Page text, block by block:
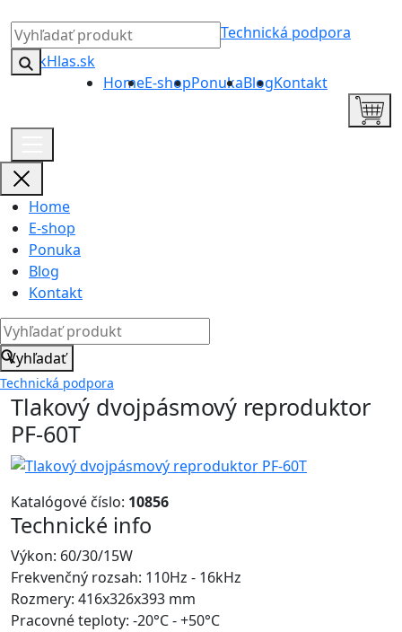
Technická podpora
HomeE-shopPonukaBlogKontakt
Home
E-shop
Ponuka
Blog
Kontakt
Vyhľadať
Technická podpora
Tlakový dvojpásmový reproduktor
PF-60T
Katalógové číslo: 10856
Technické info
Výkon: 60/30/15W
Frekvenčný rozsah: 110Hz - 16kHz
Rozmery: 416x326x393 mm
Pracovné teploty: -20°C - +50°C